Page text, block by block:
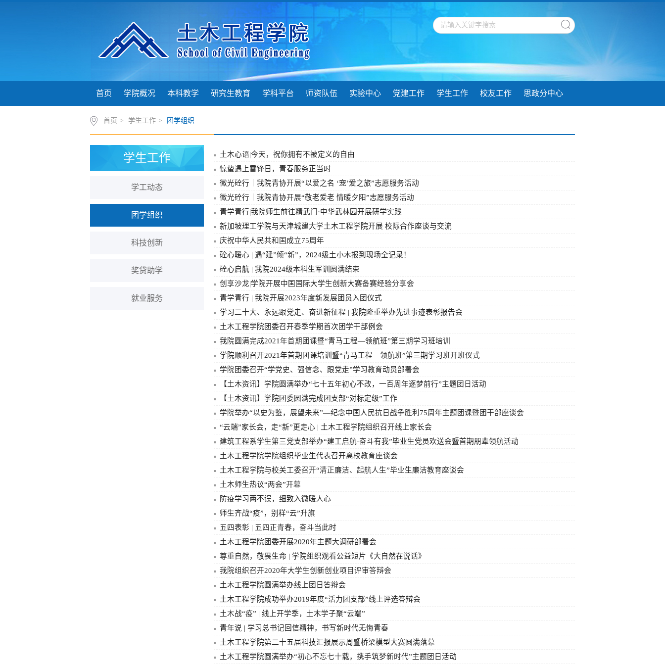
首页 学院概况 本科教学 研究生教育 学科平台 师资队伍 实验中心 党建工作 学生工作 校友工作 思政分中心
首页 > 学生工作 > 团学组织
土木心语|今天，祝你拥有不被定义的自由
惊蛰遇上雷锋日，青春服务正当时
微光砼行｜我院青协开展“以爱之名 ‘宠’爱之旅”志愿服务活动
微光砼行｜我院青协开展“敬老爱老 情暖夕阳”志愿服务活动
青学青行|我院师生前往精武门·中华武林园开展研学实践
新加坡理工学院与天津城建大学土木工程学院开展 校际合作座谈与交流
庆祝中华人民共和国成立75周年
砼心暖心 | 遇“建”倾“新”，2024级土小木报到现场全记录！
砼心启航 | 我院2024级本科生军训圆满结束
创享沙龙|学院开展中国国际大学生创新大赛备赛经验分享会
青学青行 | 我院开展2023年度新发展团员入团仪式
学习二十大、永远跟党走、奋进新征程 | 我院隆重举办先进事迹表彰报告会
土木工程学院团委召开春季学期首次团学干部例会
我院圆满完成2021年首期团课暨“青马工程—领航班”第三期学习班培训
学院顺利召开2021年首期团课培训暨“青马工程—领航班”第三期学习班开班仪式
学院团委召开“学党史、强信念、跟党走”学习教育动员部署会
【土木资讯】学院圆满举办“七十五年初心不改，一百周年逐梦前行”主题团日活动
【土木资讯】学院团委圆满完成团支部“对标定级”工作
学院举办“以史为鉴，展望未来”—纪念中国人民抗日战争胜利75周年主题团课暨团干部座谈会
“云端”家长会，走“新”更走心 | 土木工程学院组织召开线上家长会
建筑工程系学生第三党支部举办“建工启航·奋斗有我”毕业生党员欢送会暨首期朋辈领航活动
土木工程学院学院组织毕业生代表召开离校教育座谈会
土木工程学院与校关工委召开“清正廉洁、起航人生”毕业生廉洁教育座谈会
土木师生热议“两会”开幕
防疫学习两不误，细致入微暖人心
师生齐战“疫”，别样“云”升旗
五四表彰 | 五四正青春，奋斗当此时
土木工程学院团委开展2020年主题大调研部署会
尊重自然，敬畏生命 | 学院组织观看公益短片《大自然在说话》
我院组织召开2020年大学生创新创业项目评审答辩会
土木工程学院圆满举办线上团日答辩会
土木工程学院成功举办2019年度“活力团支部”线上评选答辩会
土木战“疫” | 线上开学季，土木学子聚“云端”
青年说 | 学习总书记回信精神，书写新时代无悔青春
土木工程学院第二十五届科技汇报展示周暨桥梁模型大赛圆满落幕
土木工程学院圆满举办“初心不忘七十载，携手筑梦新时代”主题团日活动
学生工作
学工动态
团学组织
科技创新
奖贷助学
就业服务